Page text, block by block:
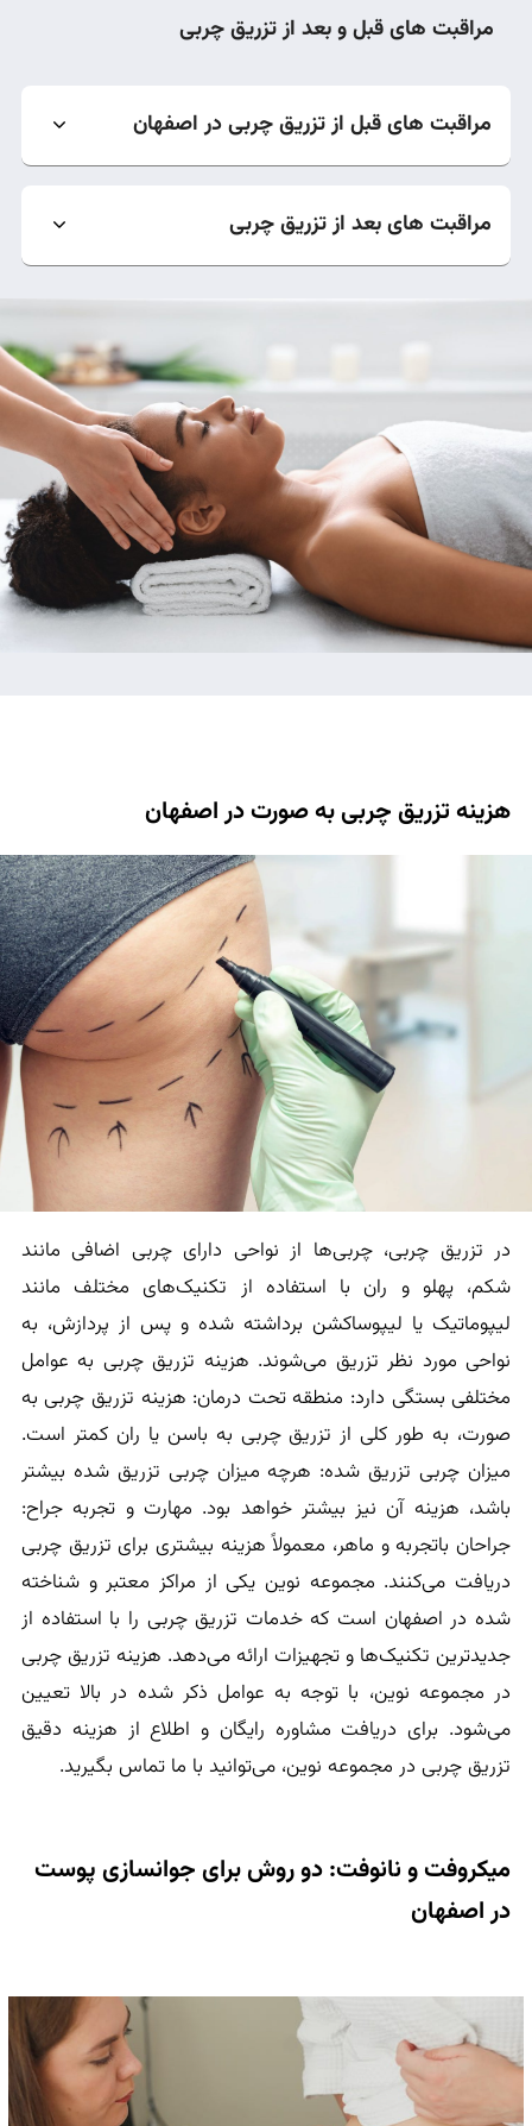
مراقبت های قبل و بعد از تزریق چربی
مراقبت های قبل از تزریق چربی در اصفهان
مراقبت های بعد از تزریق چربی
هزینه تزریق چربی به صورت در اصفهان
در تزریق چربی، چربی‌ها از نواحی دارای چربی اضافی مانند
شکم، پهلو و ران با استفاده از تکنیک‌های مختلف مانند
لیپوماتیک یا لیپوساکشن برداشته شده و پس از پردازش، به
نواحی مورد نظر تزریق می‌شوند. هزینه تزریق چربی به عوامل
مختلفی بستگی دارد: منطقه تحت درمان: هزینه تزریق چربی به
صورت، به طور کلی از تزریق چربی به باسن یا ران کمتر است.
میزان چربی تزریق شده: هرچه میزان چربی تزریق شده بیشتر
باشد، هزینه آن نیز بیشتر خواهد بود. مهارت و تجربه جراح:
جراحان باتجربه و ماهر، معمولاً هزینه بیشتری برای تزریق چربی
دریافت می‌کنند. مجموعه نوین یکی از مراکز معتبر و شناخته
شده در اصفهان است که خدمات تزریق چربی را با استفاده از
جدیدترین تکنیک‌ها و تجهیزات ارائه می‌دهد. هزینه تزریق چربی
در مجموعه نوین، با توجه به عوامل ذکر شده در بالا تعیین
می‌شود. برای دریافت مشاوره رایگان و اطلاع از هزینه دقیق
تزریق چربی در مجموعه نوین، می‌توانید با ما تماس بگیرید.
میکروفت و نانوفت: دو روش برای جوانسازی پوست
در اصفهان